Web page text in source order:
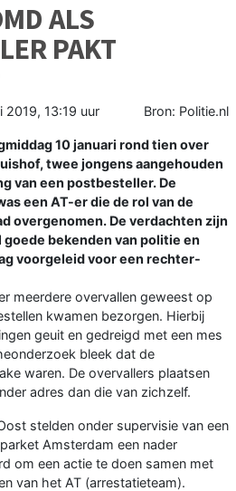
ALS
PAKT
2019, 13:19 uur Bron: Politie.nl
10 januari rond tien over
twee jongens aangehouden
van een postbesteller. De
een AT-er die de rol van de
overgenomen. De verdachten zijn
goede bekenden van politie en
voorgeleid voor een rechter-
meerdere overvallen geweest op
kwamen bezorgen. Hierbij
geuit en gedreigd met een mes
bleek dat de
waren. De overvallers plaatsen
adres dan die van zichzelf.
stelden onder supervisie van een
Amsterdam een nader
om een actie te doen samen met
van het AT (arrestatieteam).